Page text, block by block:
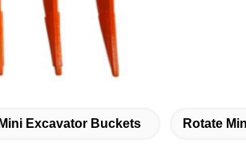
Excavator Buckets Rotate